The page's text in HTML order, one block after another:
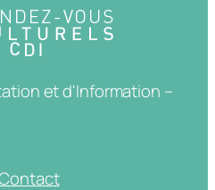
et d'Information –